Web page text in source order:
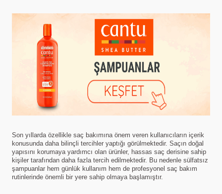
Son yıllarda özellikle saç bakımına önem veren kullanıcıların içerik
konusunda daha bilinçli tercihler yaptığı görülmektedir. Saçın doğal
yapısını korumaya yardımcı olan ürünler, hassas saç derisine sahip
kişiler tarafından daha fazla tercih edilmektedir. Bu nedenle sülfatsız
şampuanlar hem günlük kullanım hem de profesyonel saç bakım
rutinlerinde önemli bir yere sahip olmaya başlamıştır.